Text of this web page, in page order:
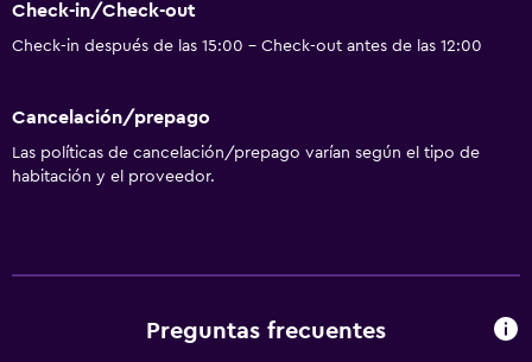
Habitaciones insonorizadas
Insonorización
Vista a la ciudad
Sistema de entretenimiento
Check-in/Check-out
Check-in después de las 15:00 - Check-out antes de las 12:00
Cancelación/prepago
Las políticas de cancelación/prepago varían según el tipo de
habitación y el proveedor.
Preguntas frecuentes